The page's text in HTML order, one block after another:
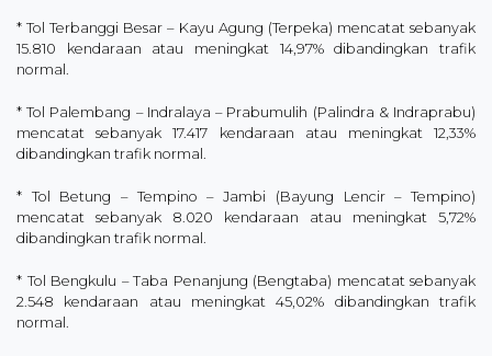
* Tol Terbanggi Besar – Kayu Agung (Terpeka) mencatat sebanyak
15.810 kendaraan atau meningkat 14,97% dibandingkan trafik
normal.
* Tol Palembang – Indralaya – Prabumulih (Palindra & Indraprabu)
mencatat sebanyak 17.417 kendaraan atau meningkat 12,33%
dibandingkan trafik normal.
* Tol Betung – Tempino – Jambi (Bayung Lencir – Tempino)
mencatat sebanyak 8.020 kendaraan atau meningkat 5,72%
dibandingkan trafik normal.
* Tol Bengkulu – Taba Penanjung (Bengtaba) mencatat sebanyak
2.548 kendaraan atau meningkat 45,02% dibandingkan trafik
normal.